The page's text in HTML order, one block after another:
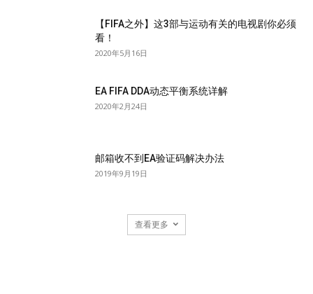
【FIFA之外】这3部与运动有关的电视剧你必须
看！
2020年5月16日
EA FIFA DDA动态平衡系统详解
2020年2月24日
邮箱收不到EA验证码解决办法
2019年9月19日
查看更多